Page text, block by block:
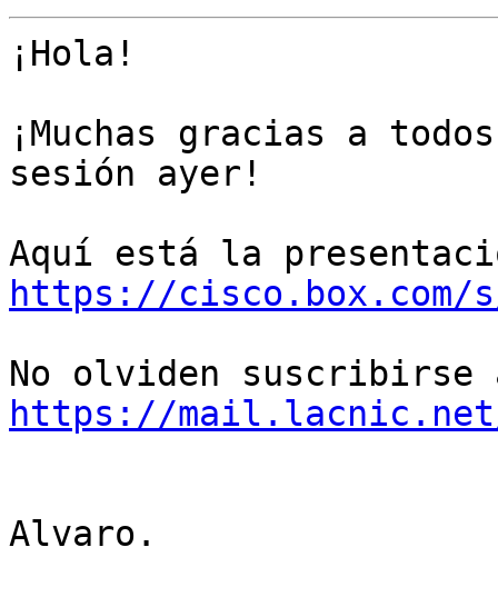
¡Hola!
¡Muchas gracias a
sesión ayer!
https://cisco.box.com/
https://
Alvaro.